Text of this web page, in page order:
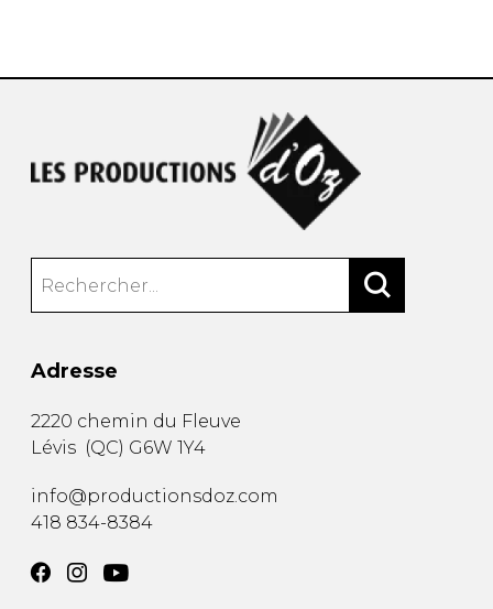
Adresse
2220 chemin du Fleuve
Lévis (QC) G6W 1Y4
info@productionsdoz.com
418 834-8384